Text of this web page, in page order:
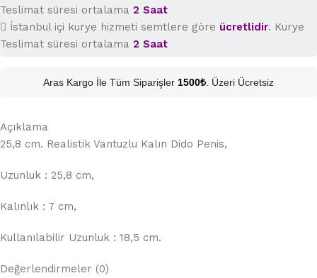
Teslimat süresi ortalama 2 Saat
İstanbul içi kurye hizmeti semtlere göre ücretlidir. Kurye
Teslimat süresi ortalama 2 Saat
Aras Kargo İle Tüm Siparişler 1500₺ . Üzeri Ücretsiz
Açıklama
25,8 cm. Realistik Vantuzlu Kalın Dido Penis,
Uzunluk : 25,8 cm,
Kalınlık : 7 cm,
Kullanılabilir Uzunluk : 18,5 cm.
Değerlendirmeler (0)